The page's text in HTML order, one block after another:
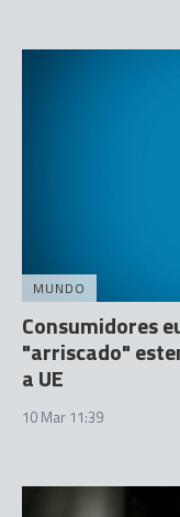
MUNDO
Consumidores
"arriscado"
a UE
10 Mar 11:39